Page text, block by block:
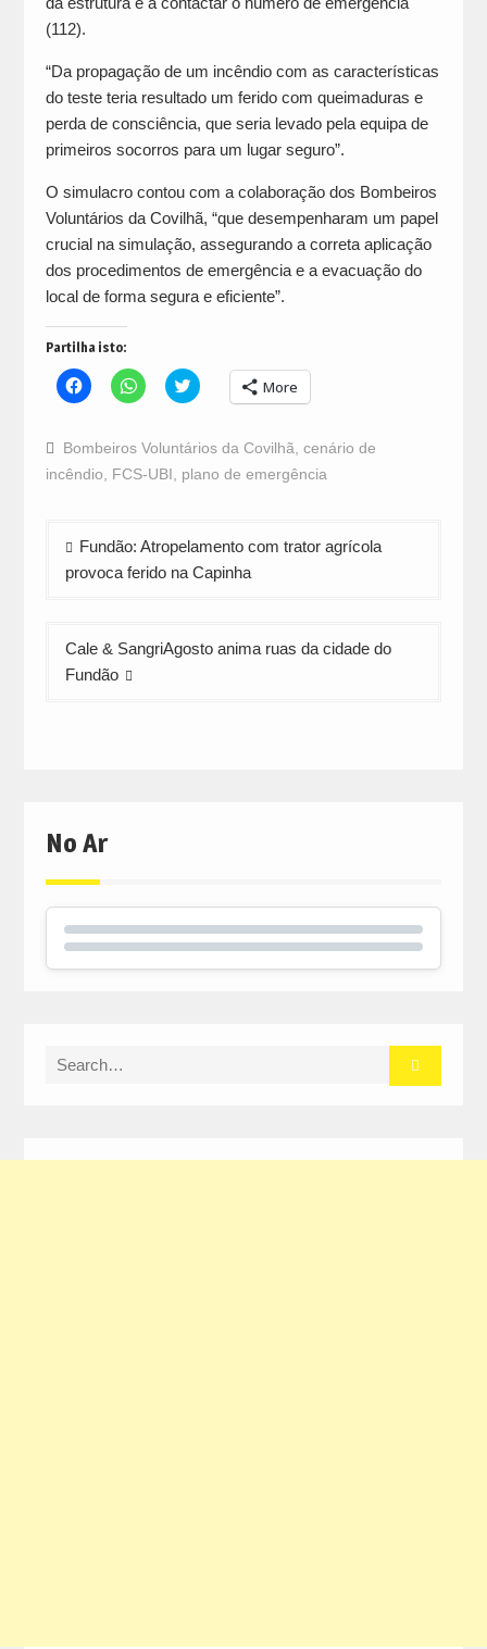
(112).
“Da propagação de um incêndio com as características
do teste teria resultado um ferido com queimaduras e
perda de consciência, que seria levado pela equipa de
primeiros socorros para um lugar seguro”.
O simulacro contou com a colaboração dos Bombeiros
Voluntários da Covilhã, “que desempenharam um papel
crucial na simulação, assegurando a correta aplicação
dos procedimentos de emergência e a evacuação do
local de forma segura e eficiente”.
Partilha isto:
Click
to
Facebook
(Opens
in
new
Click
to
WhatsApp
(Opens
in
new
Click
to
Twitter
(Opens
in
new
More
Bombeiros Voluntários da Covilhã cenário de
incêndio
FCS-UBI plano de emergência
Navegação
de
Fundão: Atropelamento com trator agrícola
provoca ferido na Capinha
Cale & SangriAgosto anima ruas da cidade do
Fundão
No Ar
Search